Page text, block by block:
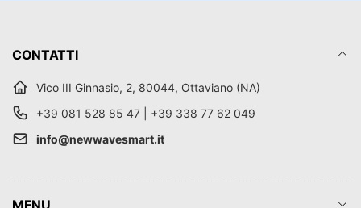
CONTATTI
Vico III Ginnasio, 2, 80044, Ottaviano (NA)
+39 081 528 85 47 | +39 338 77 62 049
info@newwavesmart.it